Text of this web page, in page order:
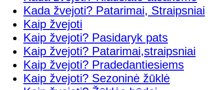
Kada žvejoti? Patarimai, Straipsniai
Kaip žvejoti
Kaip žvejoti? Pasidaryk pats
Kaip žvejoti? Patarimai,straipsniai
Kaip žvejoti? Pradedantiesiems
Kaip žvejoti? Sezoninė žūklė